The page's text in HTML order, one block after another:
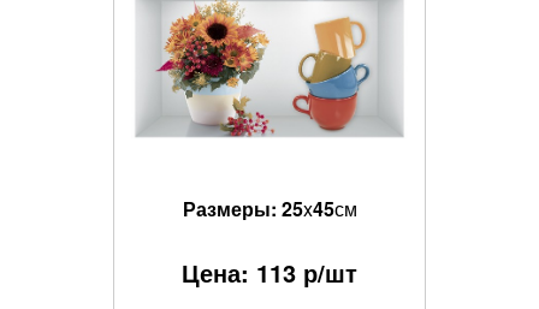
Размеры: 25x45см
Цена: 113 р/шт